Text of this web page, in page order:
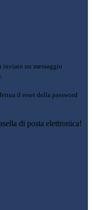
inviato un messaggio
il reset della password
di posta elettronica!